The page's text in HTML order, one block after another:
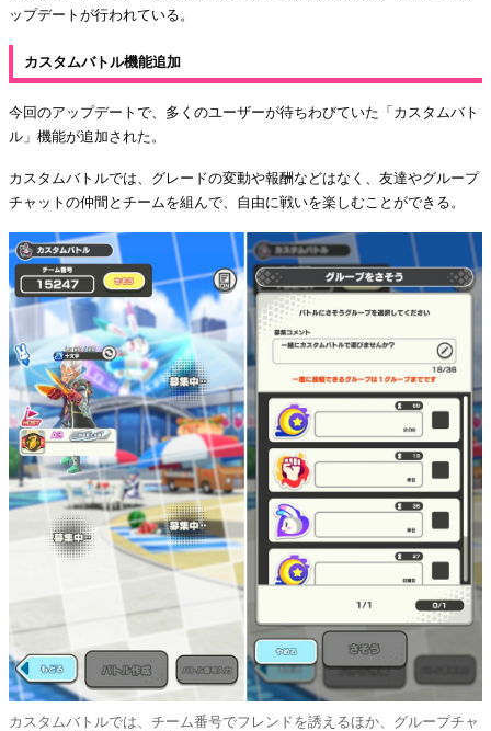
ップデートが行われている。
カスタムバトル機能追加
今回のアップデートで、多くのユーザーが待ちわびていた「カスタムバト
ル」機能が追加された。
カスタムバトルでは、グレードの変動や報酬などはなく、友達やグループ
チャットの仲間とチームを組んで、自由に戦いを楽しむことができる。
カスタムバトルでは、チーム番号でフレンドを誘えるほか、グループチャ